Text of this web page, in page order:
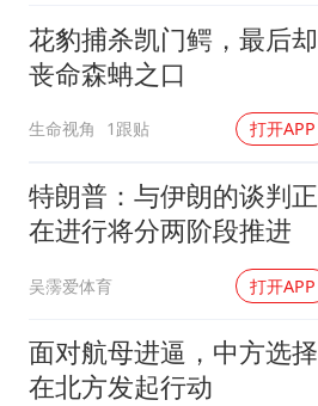
花豹捕杀凯门鳄，最后却
丧命森蚺之口
生命视角 1跟贴 打开APP
特朗普：与伊朗的谈判正
在进行将分两阶段推进
吴霶爱体育 打开APP
面对航母进逼，中方选择
在北方发起行动